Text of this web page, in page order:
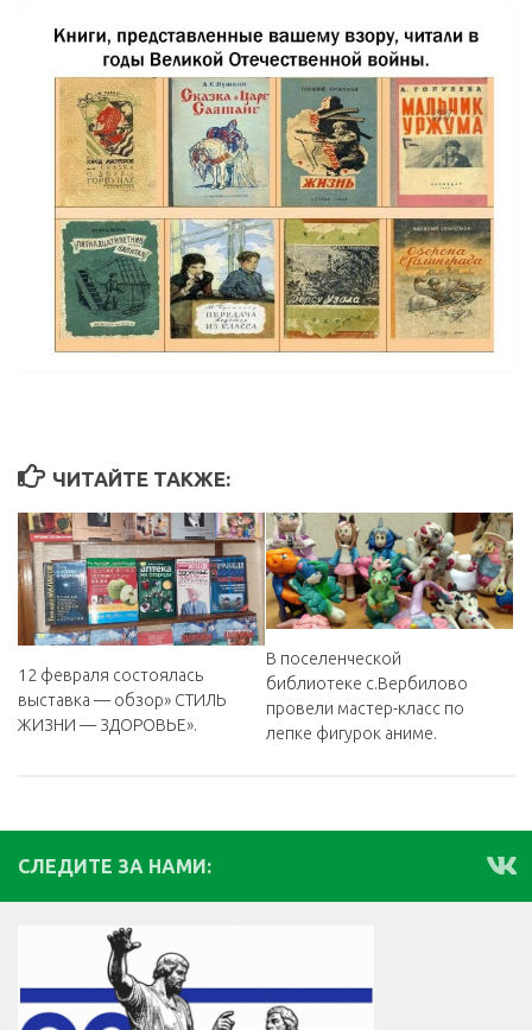
ЧИТАЙТЕ ТАКЖЕ:
12 февраля состоялась
выставка — обзор» СТИЛЬ
ЖИЗНИ — ЗДОРОВЬЕ».
В поселенческой
библиотеке с.Вербилово
провели мастер-класс по
лепке фигурок аниме.
СЛЕДИТЕ ЗА НАМИ: